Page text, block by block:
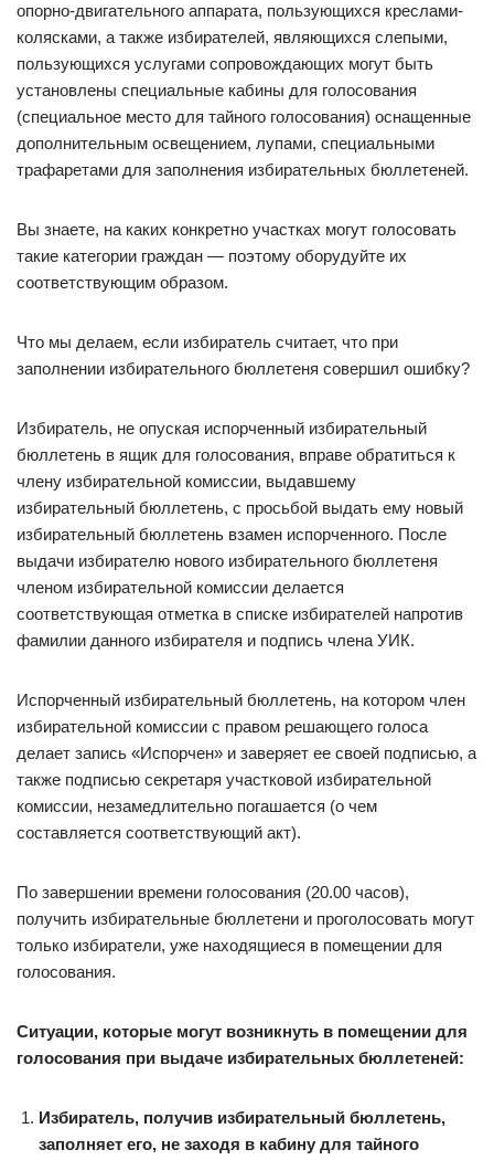
опорно-двигательного аппарата, пользующихся креслами-
колясками, а также избирателей, являющихся слепыми,
пользующихся услугами сопровождающих могут быть
установлены специальные кабины для голосования
(специальное место для тайного голосования) оснащенные
дополнительным освещением, лупами, специальными
трафаретами для заполнения избирательных бюллетеней.
Вы знаете, на каких конкретно участках могут голосовать
такие категории граждан — поэтому оборудуйте их
соответствующим образом.
Что мы делаем, если избиратель считает, что при
заполнении избирательного бюллетеня совершил ошибку?
Избиратель, не опуская испорченный избирательный
бюллетень в ящик для голосования, вправе обратиться к
члену избирательной комиссии, выдавшему
избирательный бюллетень, с просьбой выдать ему новый
избирательный бюллетень взамен испорченного. После
выдачи избирателю нового избирательного бюллетеня
членом избирательной комиссии делается
соответствующая отметка в списке избирателей напротив
фамилии данного избирателя и подпись члена УИК.
Испорченный избирательный бюллетень, на котором член
избирательной комиссии с правом решающего голоса
делает запись «Испорчен» и заверяет ее своей подписью, а
также подписью секретаря участковой избирательной
комиссии, незамедлительно погашается (о чем
составляется соответствующий акт).
По завершении времени голосования (20.00 часов),
получить избирательные бюллетени и проголосовать могут
только избиратели, уже находящиеся в помещении для
голосования.
Ситуации, которые могут возникнуть в помещении для
голосования при выдаче избирательных бюллетеней:
Избиратель, получив избирательный бюллетень,
заполняет его, не заходя в кабину для тайного